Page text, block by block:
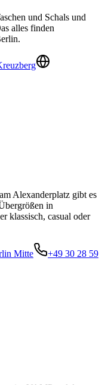
und Schals und
alles finden
Alexanderplatz gibt es
in
klassisch, casual oder
Mitte
+49 30 28 59